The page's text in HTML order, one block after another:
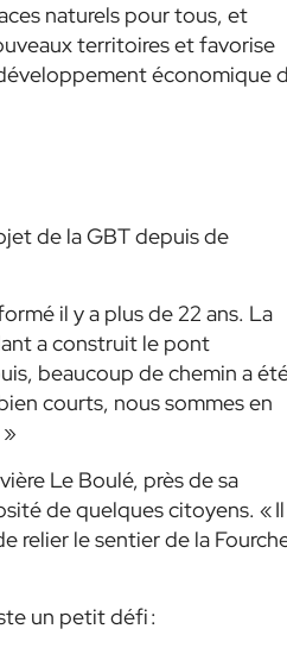
naturels pour tous, et
territoires et favorise
économique
de la GBT depuis de
il y a plus de 22 ans. La
a construit le pont
beaucoup de chemin a
courts, nous sommes en
Le Boulé, près de sa
de quelques citoyens. « Il
relier le sentier de la
un petit défi :